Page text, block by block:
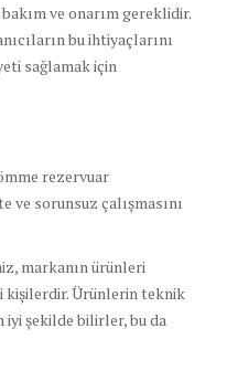
ve onarım gereklidir.
bu ihtiyaçlarını
sağlamak için
rezervuar
sorunsuz çalışmasını
markanın ürünleri
kişilerdir. Ürünlerin teknik
iyi şekilde bilirler, bu da